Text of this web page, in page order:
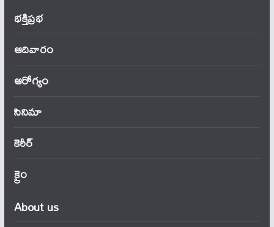
భక్తిప్రభ
ఆదివారం
ఆరోగ్యం
సినిమా
కెరీర్
క్రైం
About us